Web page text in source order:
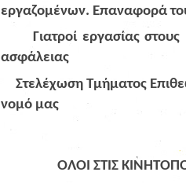
εργαζομένων. Επαναφορά
Γιατροί εργασίας
ασφάλειας
Στελέχωση Τμήματος
νομό μας
ΟΛΟΙ ΣΤΙΣ